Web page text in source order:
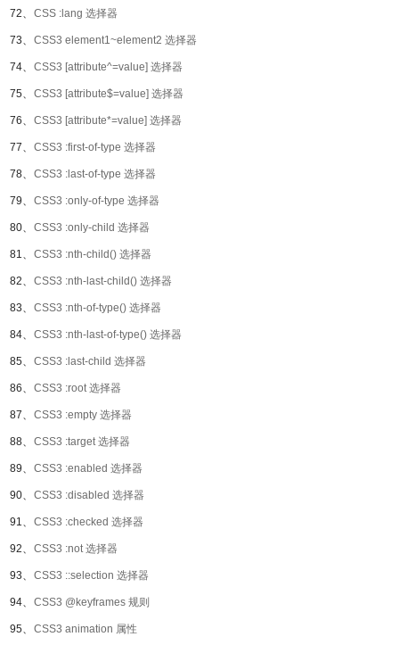
72、 CSS :lang 选择器
73、 CSS3 element1~element2 选择器
74、 CSS3 [attribute^=value] 选择器
75、 CSS3 [attribute$=value] 选择器
76、 CSS3 [attribute*=value] 选择器
77、 CSS3 :first-of-type 选择器
78、 CSS3 :last-of-type 选择器
79、 CSS3 :only-of-type 选择器
80、 CSS3 :only-child 选择器
81、 CSS3 :nth-child() 选择器
82、 CSS3 :nth-last-child() 选择器
83、 CSS3 :nth-of-type() 选择器
84、 CSS3 :nth-last-of-type() 选择器
85、 CSS3 :last-child 选择器
86、 CSS3 :root 选择器
87、 CSS3 :empty 选择器
88、 CSS3 :target 选择器
89、 CSS3 :enabled 选择器
90、 CSS3 :disabled 选择器
91、 CSS3 :checked 选择器
92、 CSS3 :not 选择器
93、 CSS3 ::selection 选择器
94、 CSS3 @keyframes 规则
95、 CSS3 animation 属性